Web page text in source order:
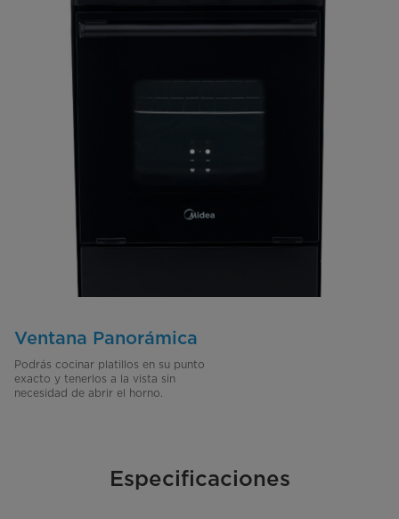
Ventana Panorámica
Podrás cocinar platillos en su punto
exacto y tenerlos a la vista sin
necesidad de abrir el horno.
Especificaciones